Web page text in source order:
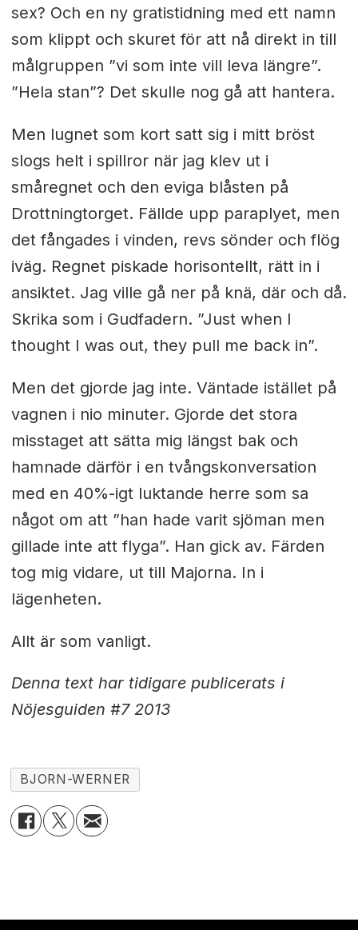
sex? Och en ny gratistidning med ett namn
som klippt och skuret för att nå direkt in till
målgruppen ”vi som inte vill leva längre”.
”Hela stan”? Det skulle nog gå att hantera.
Men lugnet som kort satt sig i mitt bröst
slogs helt i spillror när jag klev ut i
småregnet och den eviga blåsten på
Drottningtorget. Fällde upp paraplyet, men
det fångades i vinden, revs sönder och flög
iväg. Regnet piskade horisontellt, rätt in i
ansiktet. Jag ville gå ner på knä, där och då.
Skrika som i Gudfadern. ”Just when I
thought I was out, they pull me back in”.
Men det gjorde jag inte. Väntade istället på
vagnen i nio minuter. Gjorde det stora
misstaget att sätta mig längst bak och
hamnade därför i en tvångskonversation
med en 40%-igt luktande herre som sa
något om att ”han hade varit sjöman men
gillade inte att flyga”. Han gick av. Färden
tog mig vidare, ut till Majorna. In i
lägenheten.
Allt är som vanligt.
Denna text har tidigare publicerats i
Nöjesguiden #7 2013
BJORN-WERNER